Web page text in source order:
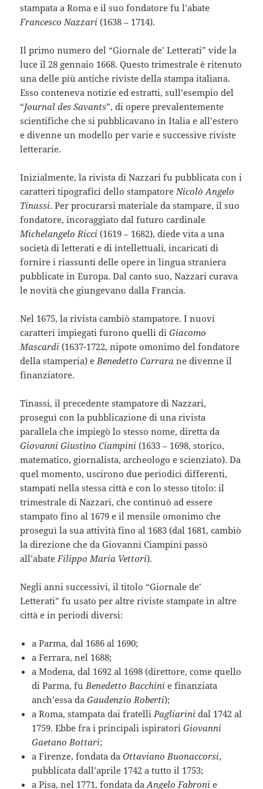
stampata a Roma e il suo fondatore fu l’abate
Francesco Nazzari (1638 – 1714).
Il primo numero del “Giornale de’ Letterati” vide la
luce il 28 gennaio 1668. Questo trimestrale è ritenuto
una delle più antiche riviste della stampa italiana.
Esso conteneva notizie ed estratti, sull’esempio del
“Journal des Savants”, di opere prevalentemente
scientifiche che si pubblicavano in Italia e all’estero
e divenne un modello per varie e successive riviste
letterarie.
Inizialmente, la rivista di Nazzari fu pubblicata con i
caratteri tipografici dello stampatore Nicolò Angelo
Tinassi. Per procurarsi materiale da stampare, il suo
fondatore, incoraggiato dal futuro cardinale
Michelangelo Ricci (1619 – 1682), diede vita a una
società di letterati e di intellettuali, incaricati di
fornire i riassunti delle opere in lingua straniera
pubblicate in Europa. Dal canto suo, Nazzari curava
le novità che giungevano dalla Francia.
Nel 1675, la rivista cambiò stampatore. I nuovi
caratteri impiegati furono quelli diGiacomo
Mascardi (1637-1722, nipote omonimo del fondatore
della stamperia) e Benedetto Carrara ne divenne il
finanziatore.
Tinassi, il precedente stampatore di Nazzari,
proseguì con la pubblicazione di una rivista
parallela che impiegò lo stesso nome, diretta da
Giovanni Giustino Ciampini(1633 – 1698, storico,
matematico, giornalista, archeologo e scienziato). Da
quel momento, uscirono due periodici differenti,
stampati nella stessa città e con lo stesso titolo: il
trimestrale di Nazzari, che continuò ad essere
stampato fino al 1679 e il mensile omonimo che
proseguì la sua attività fino al 1683 (dal 1681, cambiò
la direzione che da Giovanni Ciampini passò
all’abate Filippo Maria Vettori).
Negli anni successivi, il titolo “Giornale de’
Letterati” fu usato per altre riviste stampate in altre
città e in periodi diversi:
a Parma, dal 1686 al 1690;
a Ferrara, nel 1688;
a Modena, dal 1692 al 1698 (direttore, come quello
di Parma, fu Benedetto Bacchini e finanziata
anch’essa daGaudenzio Roberti);
a Roma, stampata dai fratelli Pagliarinidal 1742 al
1759. Ebbe fra i principali ispiratoriGiovanni
Gaetano Bottari;
a Firenze, fondata daOttaviano Buonaccorsi,
pubblicata dall’aprile 1742 a tutto il 1753;
a Pisa, nel 1771, fondata daAngelo Fabroni e